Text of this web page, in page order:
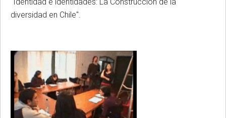
diversidad en Chile".